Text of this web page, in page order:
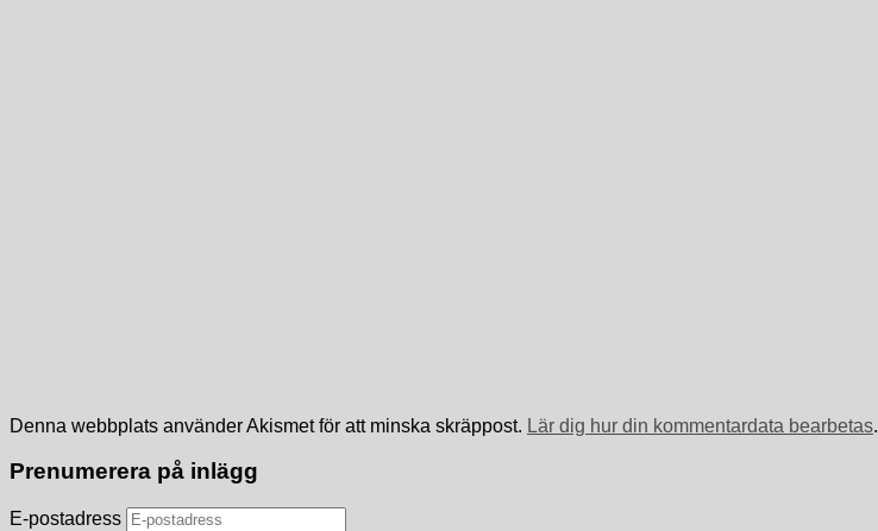
Denna webbplats använder Akismet för att minska skräppost. Lär dig hur din kommentardata bearbetas.
Prenumerera på inlägg
E-postadress